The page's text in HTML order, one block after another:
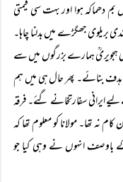
بم دھماکہ ہوا اور بہت سی قیمتی
بریلوی جھگڑے میں بدلنا چاہا۔
ہجویریؒ ہمارے بزرگوں میں سے
ہدف بنائے۔ پھر حال ہی میں ہم
ایرانی سفارتخانے گئے۔ فرقہ
نہ تھا۔ مولانا کو معلوم تھا کہ
باوصف انہوں نے وہی کیا جو